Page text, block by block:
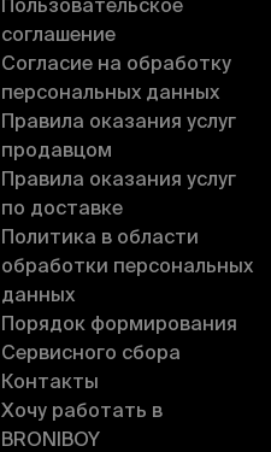
Пользовательское
соглашение
Согласие на обработку
персональных данных
Правила оказания услуг
продавцом
Правила оказания услуг
по доставке
Политика в области
обработки персональных
данных
Порядок формирования
Сервисного сбора
Контакты
Хочу работать в
BRONIBOY